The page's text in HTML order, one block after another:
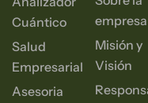
Cuántico
Salud
Empresarial
Asesoria
empresa
Misión y
Visión